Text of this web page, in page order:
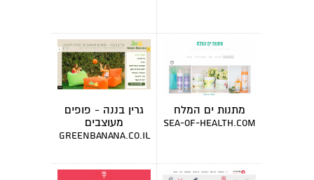
מתנות ים המלח
sea-of-health.com
גרין בננה - פופים
מעוצבים
greenbanana.co.il